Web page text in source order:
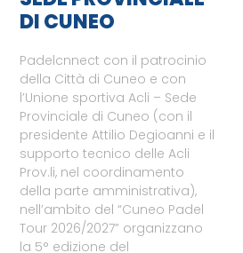
DI CUNEO
Padelcnnect con il patrocinio
della Città di Cuneo e con
l’Unione sportiva Acli – Sede
Provinciale di Cuneo (con il
presidente Attilio Degioanni e il
supporto tecnico delle Acli
Prov.li, nel coordinamento
della parte amministrativa),
nell’ambito del “Cuneo Padel
Tour 2026/2027” organizzano
la 5° edizione del